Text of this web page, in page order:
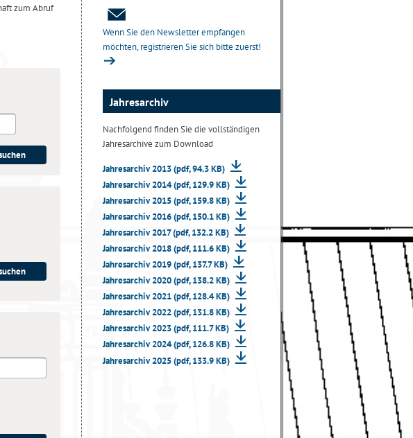
zum Abruf
Wenn Sie den Newsletter empfangen
möchten, registrieren Sie sich bitte zuerst!
Jahresarchiv
Nachfolgend finden Sie die vollständigen
Jahresarchive zum Download
Jahresarchiv 2013 (pdf, 94.3 KB)
Jahresarchiv 2014 (pdf, 129.9 KB)
Jahresarchiv 2015 (pdf, 159.8 KB)
Jahresarchiv 2016 (pdf, 150.1 KB)
Jahresarchiv 2017 (pdf, 132.2 KB)
Jahresarchiv 2018 (pdf, 111.6 KB)
Jahresarchiv 2019 (pdf, 137.7 KB)
Jahresarchiv 2020 (pdf, 138.2 KB)
Jahresarchiv 2021 (pdf, 128.4 KB)
Jahresarchiv 2022 (pdf, 131.8 KB)
Jahresarchiv 2023 (pdf, 111.7 KB)
Jahresarchiv 2024 (pdf, 126.8 KB)
Jahresarchiv 2025 (pdf, 133.9 KB)